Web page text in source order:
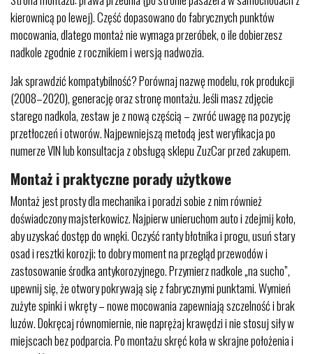
kierownicą po lewej). Część dopasowano do fabrycznych punktów
mocowania, dlatego montaż nie wymaga przeróbek, o ile dobierzesz
nadkole zgodnie z rocznikiem i wersją nadwozia.
Jak sprawdzić kompatybilność? Porównaj nazwę modelu, rok produkcji
(2008–2020), generację oraz stronę montażu. Jeśli masz zdjęcie
starego nadkola, zestaw je z nową częścią – zwróć uwagę na pozycję
przetłoczeń i otworów. Najpewniejszą metodą jest weryfikacja po
numerze VIN lub konsultacja z obsługą sklepu ZuzCar przed zakupem.
Montaż i praktyczne porady użytkowe
Montaż jest prosty dla mechanika i poradzi sobie z nim również
doświadczony majsterkowicz. Najpierw unieruchom auto i zdejmij koło,
aby uzyskać dostęp do wnęki. Oczyść ranty błotnika i progu, usuń stary
osad i resztki korozji; to dobry moment na przegląd przewodów i
zastosowanie środka antykorozyjnego. Przymierz nadkole „na sucho”,
upewnij się, że otwory pokrywają się z fabrycznymi punktami. Wymień
zużyte spinki i wkręty – nowe mocowania zapewniają szczelność i brak
luzów. Dokręcaj równomiernie, nie naprężaj krawędzi i nie stosuj siły w
miejscach bez podparcia. Po montażu skręć koła w skrajne położenia i